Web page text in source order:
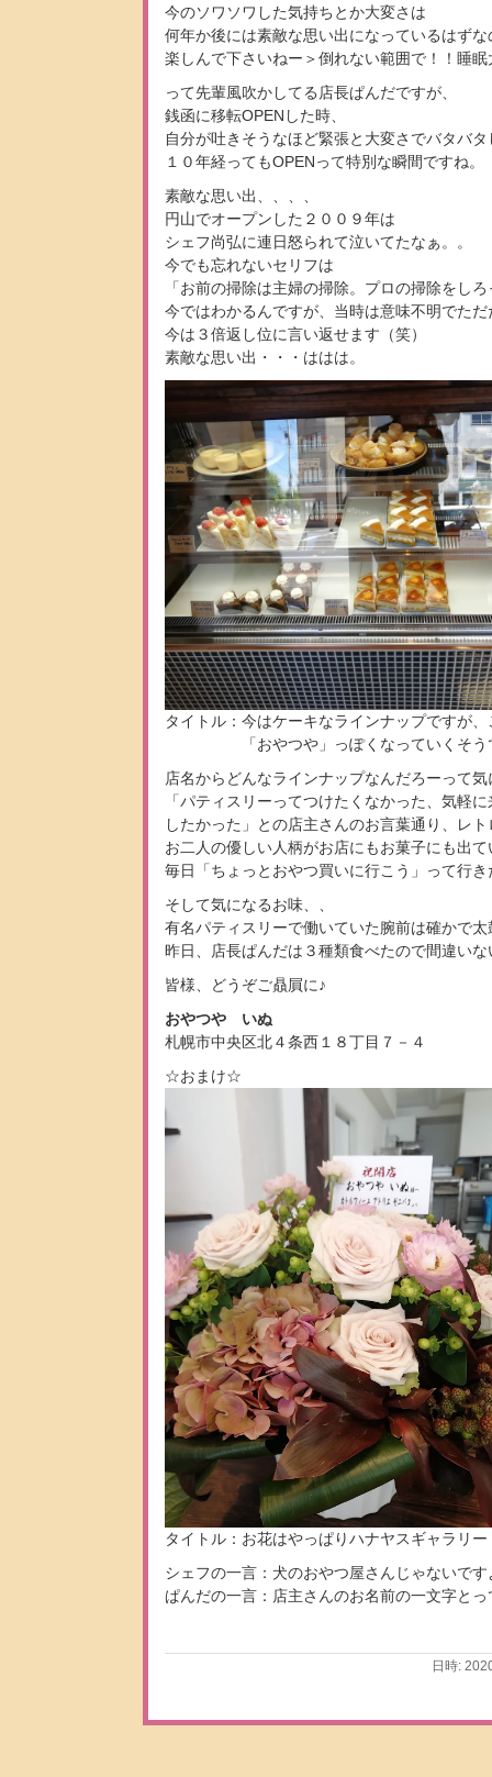
今のソワソワした気持ちとか大変さは
何年か後には素敵な思い出になっているはずな
楽しんで下さいねー＞倒れない範囲で！！睡眠
って先輩風吹かしてる店長ぱんだですが、
銭函に移転OPENした時、
自分が吐きそうなほど緊張と大変さでバタバ
１０年経ってもOPENって特別な瞬間ですね。
素敵な思い出、、、、
円山でオープンした２００９年は
シェフ尚弘に連日怒られて泣いてたなぁ。。
今でも忘れないセリフは
「お前の掃除は主婦の掃除。プロの掃除をし
今ではわかるんですが、当時は意味不明でた
今は３倍返し位に言い返せます（笑）
素敵な思い出・・・ははは。
タイトル：今はケーキなラインナップですが、
「おやつや」っぽくなっていくそうで
店名からどんなラインナップなんだろーって
「パティスリーってつけたくなかった、気軽
したかった」との店主さんのお言葉通り、レ
お二人の優しい人柄がお店にもお菓子にも出て
毎日「ちょっとおやつ買いに行こう」って行
そして気になるお味、、
有名パティスリーで働いていた腕前は確かで
昨日、店長ぱんだは３種類食べたので間違い
皆様、どうぞご贔屓に♪
おやつや いぬ
札幌市中央区北４条西１８丁目７－４
☆おまけ☆
タイトル：お花はやっぱりハナヤスギャラリー
シェフの一言：犬のおやつ屋さんじゃないで
ぱんだの一言：店主さんのお名前の一文字と
日時: